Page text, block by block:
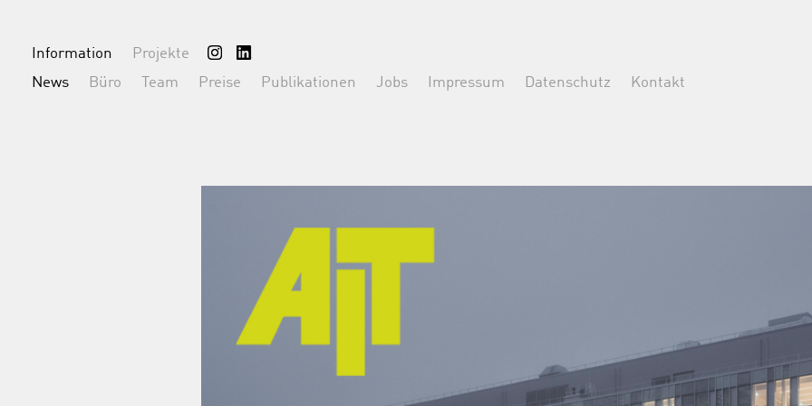
Information
Projekte
News
Büro Team Preise Publikationen Jobs Impressum Datenschutz Kontakt